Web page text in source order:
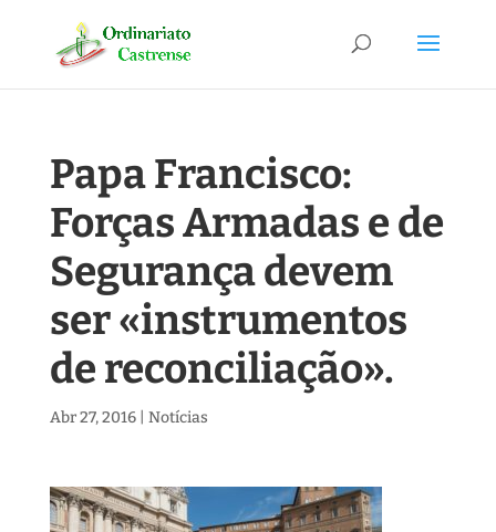
Papa Francisco:
Forças Armadas e de
Segurança devem
ser «instrumentos
de reconciliação».
Abr 27, 2016| Notícias